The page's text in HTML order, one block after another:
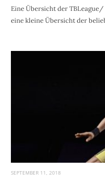
Eine Übersicht der
eine kleine Übersicht der
SEPTEMBER 11, 2018